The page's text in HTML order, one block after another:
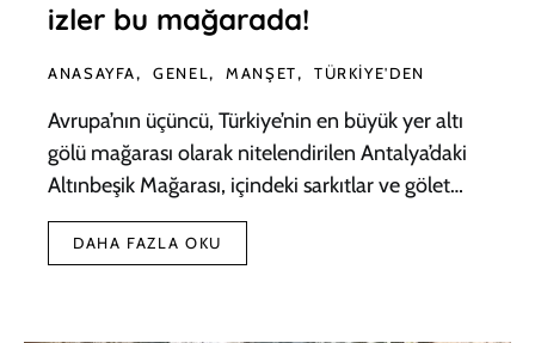
izler bu mağarada!
ANASAYFA GENEL MANŞET TÜRKIYE'DEN
Avrupa’nın üçüncü, Türkiye’nin en büyük yer altı
gölü mağarası olarak nitelendirilen Antalya’daki
Altınbeşik Mağarası, içindeki sarkıtlar ve gölet…
DAHA FAZLA OKU